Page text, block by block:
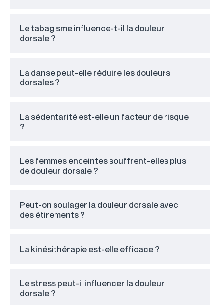
Le tabagisme influence-t-il la douleur
dorsale ?
La danse peut-elle réduire les douleurs
dorsales ?
La sédentarité est-elle un facteur de risque
?
Les femmes enceintes souffrent-elles plus
de douleur dorsale ?
Peut-on soulager la douleur dorsale avec
des étirements ?
La kinésithérapie est-elle efficace ?
Le stress peut-il influencer la douleur
dorsale ?